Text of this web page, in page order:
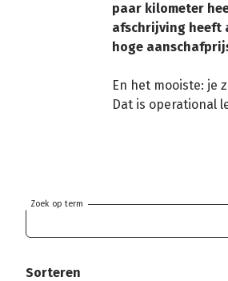
paar kilometer
afschrijving heeft
hoge
En het mooiste: je
Dat is operational
Zoek op term
Sorteren